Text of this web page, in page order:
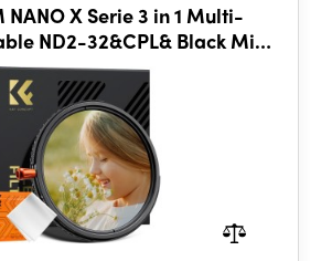
NANO X Serie 3 in 1 Multi-
ND2-32&CPL& Black Mist
1/4